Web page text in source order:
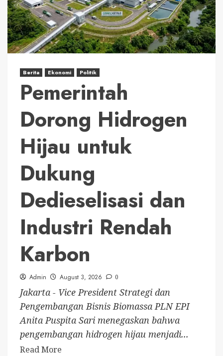
Berita Ekonomi Politik
Pemerintah
Dorong Hidrogen
Hijau untuk
Dukung
Dedieselisasi dan
Industri Rendah
Karbon
Admin August 3, 2026 0
Jakarta - Vice President Strategi dan
Pengembangan Bisnis Biomassa PLN EPI
Anita Puspita Sari menegaskan bahwa
pengembangan hidrogen hijau menjadi...
Read More